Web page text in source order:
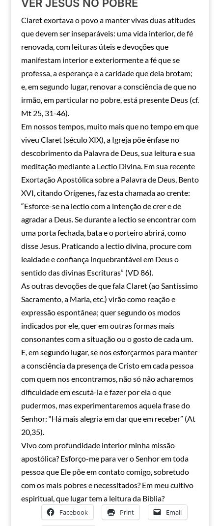
VER JESUS NO POBRE
Claret exortava o povo a manter vivas duas atitudes
que devem ser inseparáveis: uma vida interior, de fé
renovada, com leituras úteis e devoções que
manifestam interior e exteriormente a fé que se
professa, a esperança e a caridade que dela brotam;
e, em segundo lugar, renovar a consciência de que no
irmão, em particular no pobre, está presente Deus (cf.
Mt 25, 31-46).
Em nossos tempos, muito mais que no tempo em que
viveu Claret (século XIX), a Igreja põe ênfase no
descobrimento da Palavra de Deus, sua leitura e sua
meditação mediante a Lectio Divina. Em sua recente
Exortação Apostólica sobre a Palavra de Deus, Bento
XVI, citando Orígenes, faz esta chamada ao crente:
“Esforce-se na lectio com a intenção de crer e de
agradar a Deus. Se durante a lectio se encontrar com
uma porta fechada, bata e o porteiro abrirá, como
disse Jesus. Praticando a lectio divina, procure com
lealdade e confiança inquebrantável em Deus o
sentido das divinas Escrituras” (VD 86).
As outras devoções de que fala Claret (ao Santíssimo
Sacramento, a Maria, etc.) virão como reação e
expressão espontânea; quer segundo os modos
indicados por ele, quer em outras formas mais
consonantes com a situação ou o gosto de cada um.
E, em segundo lugar, se nos esforçarmos para manter
a consciência da presença de Cristo em cada pessoa
com quem nos encontramos, não só não acharemos
dificuldade em escutá-la e fazer por ela o que
pudermos, mas experimentaremos aquela frase do
Senhor: “Há mais alegria em dar que em receber” (At
20,35).
Vivo com profundidade interior minha missão
apostólica? Esforço-me para ver o Senhor em toda
pessoa que Ele põe em contato comigo, sobretudo
com os mais pobres e necessitados? Em meu cultivo
espiritual, que lugar tem a leitura da Bíblia?
Facebook Print Email